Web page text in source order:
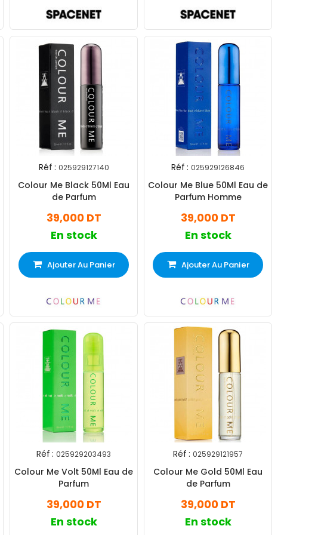
Réf : 025929127140
Colour Me Black 50Ml Eau
de Parfum
39,000 DT
En stock
Ajouter Au Panier
Réf : 025929126846
Colour Me Blue 50Ml Eau de
Parfum Homme
39,000 DT
En stock
Ajouter Au Panier
Réf : 025929203493
Colour Me Volt 50Ml Eau de
Parfum
39,000 DT
En stock
Réf : 025929121957
Colour Me Gold 50Ml Eau
de Parfum
39,000 DT
En stock